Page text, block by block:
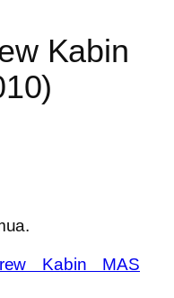
Kabin
Kabin MAS